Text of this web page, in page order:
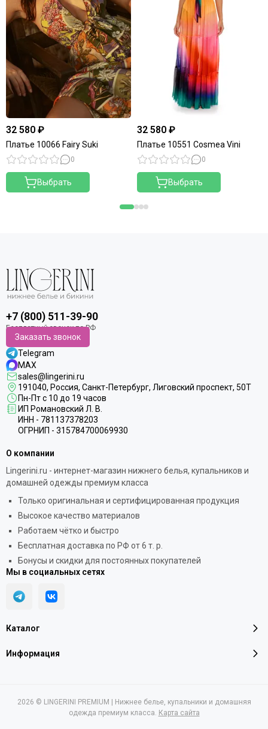
32 580 ₽
Платье 10066 Fairy Suki
0
Выбрать
32 580 ₽
Платье 10551 Cosmea Vini
0
Выбрать
+7 (800) 511-39-90
Заказать звонок
Telegram
MAX
sales@lingerini.ru
191040, Россия, Санкт-Петербург, Лиговский проспект, 50Т
Пн-Пт с 10 до 19 часов
ИП Романовский Л. В.
ИНН - 781137378203
ОГРНИП - 315784700069930
Каталог
Информация
О компании
Lingerini.ru - интернет-магазин нижнего белья, купальников и
домашней одежды премиум класса
Только оригинальная и сертифицированная продукция
Высокое качество материалов
Работаем чётко и быстро
Бесплатная доставка по РФ от 6 т. р.
Бонусы и скидки для постоянных покупателей
Мы в социальных сетях
2026 © LINGERINI PREMIUM | Нижнее белье, купальники и домашняя
одежда премиум класса. Карта сайта